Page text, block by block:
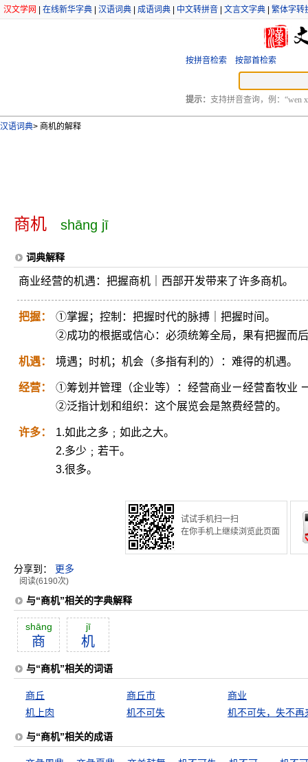
汉文学网 在线新华字典 汉语词典 成语词典 中文转拼音 文言文字典 繁体字转
按拼音检索 按部首检索
提示： 支持拼音查询，例：“wen
汉语词典> 商机的解释
商机 shāng jī
词典解释
商业经营的机遇：把握商机｜西部开发带来了许多商机。
把握：
①掌握；控制：把握时代的脉搏｜把握时间。
②成功的根据或信心：必须统筹全局，果有把握而
机遇： 境遇；时机；机会（多指有利的）：难得的机遇。
经营：
①筹划并管理（企业等）：经营商业ㄧ经营畜牧业
②泛指计划和组织：这个展览会是煞费经营的。
许多：
1.如此之多﹔如此之大。
2.多少﹔若干。
3.很多。
试试手机扫一扫
在你手机上继续浏览此页面
分享到： 更多
阅读(6190次)
与“商机”相关的字典解释
shāng
商
jī
机
与“商机”相关的词语
商丘 商丘市
商业
机上肉
机不可失 机不可失，失不再
与“商机”相关的成语